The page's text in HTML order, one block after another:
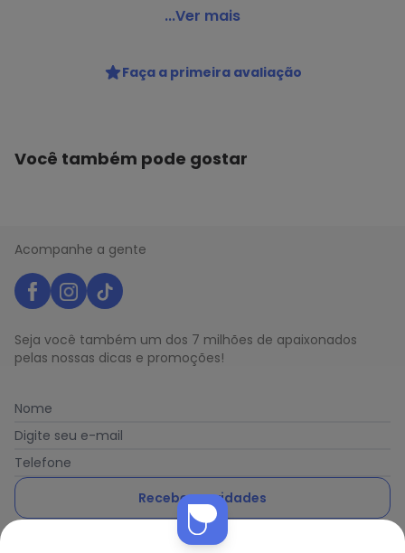
Liz - Bermuda Liz 54592
Colecao : LIZ CALCINHA
...Ver mais
Faça a primeira avaliação
Você também pode gostar
Acompanhe a gente
Seja você também um dos 7 milhões de apaixonados
pelas nossas dicas e promoções!
Nome
Digite seu e-mail
Telefone
Receber novidades
Ao enviar o cadastro, você concorda com a nossa